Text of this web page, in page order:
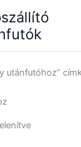
utánfutóhoz”